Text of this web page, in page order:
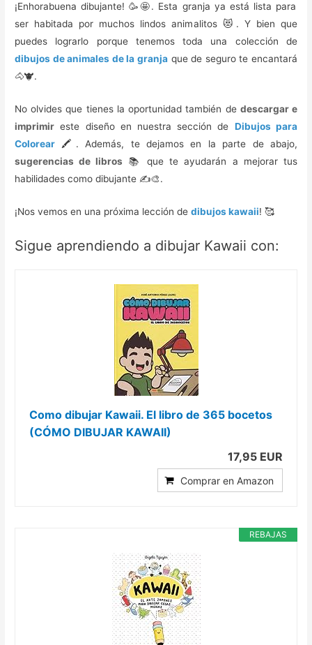
¡Enhorabuena dibujante! 🥳️🤩. Esta granja ya está lista para
ser habitada por muchos lindos animalitos 😻. Y bien que
puedes lograrlo porque tenemos toda una colección de
dibujos de animales de la granja que de seguro te encantará
🐴🐮.
No olvides que tienes la oportunidad también de descargar e
imprimir este diseño en nuestra sección de Dibujos para
Colorear 🖍️. Además, te dejamos en la parte de abajo,
sugerencias de libros 📚 que te ayudarán a mejorar tus
habilidades como dibujante ✍️🎨.
¡Nos vemos en una próxima lección dedibujos kawaii! 🥰️
Sigue aprendiendo a dibujar Kawaii con:
Como dibujar Kawaii. El libro de 365 bocetos
(CÓMO DIBUJAR KAWAII)
17,95 EUR
Comprar en Amazon
REBAJAS